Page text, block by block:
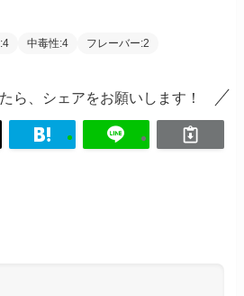
中毒性:4 フレーバー:2
、シェアをお願いします！